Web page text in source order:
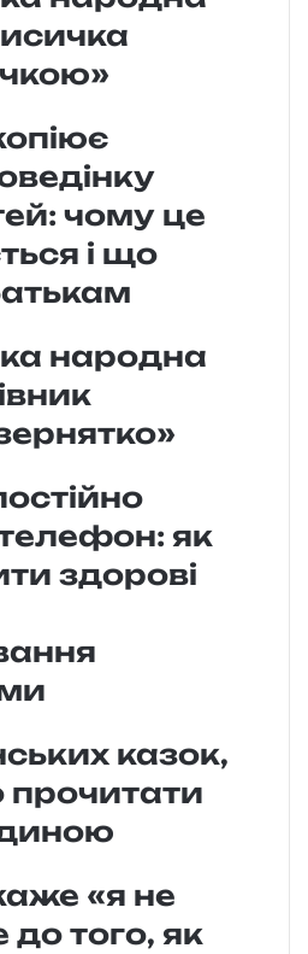
чому це
і що
народна
як
здорові
казок,
прочитати
«я не
того, як